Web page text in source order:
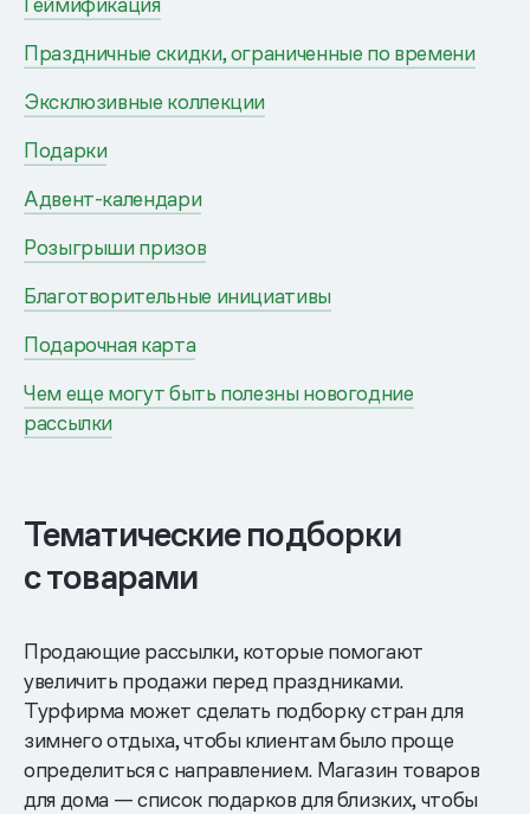
Праздничные скидки, ограниченные по времени
Эксклюзивные коллекции
Подарки
Адвент-календари
Розыгрыши призов
Благотворительные инициативы
Подарочная карта
Чем еще могут быть полезны новогодние
рассылки
Тематические подборки
с товарами
Продающие рассылки, которые помогают
увеличить продажи перед праздниками.
Турфирма может сделать подборку стран для
зимнего отдыха, чтобы клиентам было проще
определиться с направлением. Магазин товаров
для дома — список подарков для близких, чтобы